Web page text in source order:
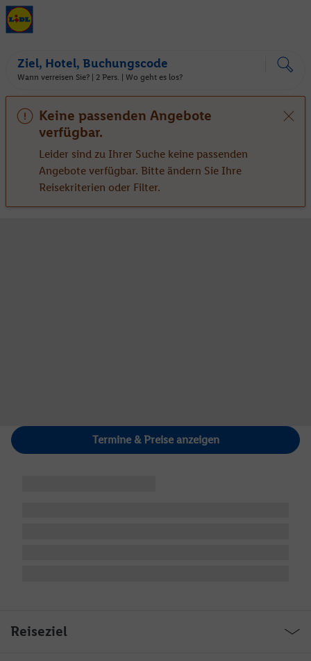
Ziel, Hotel, Buchungscode
Wann verreisen Sie? | 2 Pers. | Wo geht es los?
Keine passenden Angebote
verfügbar.
Leider sind zu Ihrer Suche keine passenden
Angebote verfügbar. Bitte ändern Sie Ihre
Reisekriterien oder Filter.
Termine & Preise anzeigen
Reiseziel